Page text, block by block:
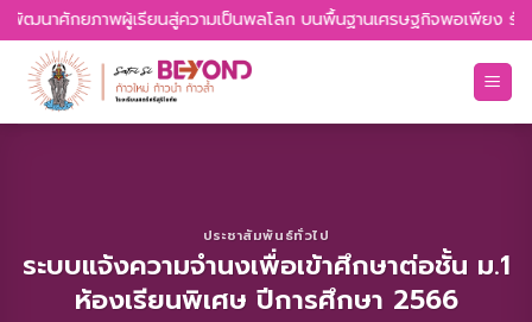
Skip
to
content
นาศักยภาพผู้เรียนสู่ความเป็นพลโลก บนพื้นฐานเศรษฐกิจพอเพียง รัก
ประชาสัมพันธ์ทั่วไป
ระบบแจ้งความจำนงเพื่อเข้าศึกษาต่อชั้น ม.1
ห้องเรียนพิเศษ ปีการศึกษา 2566